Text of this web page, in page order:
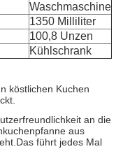
Waschmaschine
1350 Milliliter
100,8 Unzen
Kühlschrank
köstlichen Kuchen
an die
aus
führt jedes Mal